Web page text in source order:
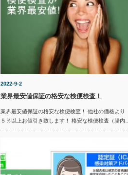
2022-9-2
業界最安値保証の格安な検便検査！
業界最安値保証の格安な検便検査！ 他社の価格より
５％以上お値引き致します！ 格安な検便検査（腸内…